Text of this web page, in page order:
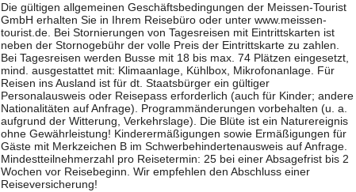
Die gültigen allgemeinen Geschäftsbedingungen der Meissen-Tourist
GmbH erhalten Sie in Ihrem Reisebüro oder unter www.meissen-
tourist.de. Bei Stornierungen von Tagesreisen mit Eintrittskarten ist
neben der Stornogebühr der volle Preis der Eintrittskarte zu zahlen.
Bei Tagesreisen werden Busse mit 18 bis max. 74 Plätzen eingesetzt,
mind. ausgestattet mit: Klimaanlage, Kühlbox, Mikrofonanlage. Für
Reisen ins Ausland ist für dt. Staatsbürger ein gültiger
Personalausweis oder Reisepass erforderlich (auch für Kinder; andere
Nationalitäten auf Anfrage). Programmänderungen vorbehalten (u. a.
aufgrund der Witterung, Verkehrslage). Die Blüte ist ein Naturereignis
ohne Gewährleistung! Kinderermäßigungen sowie Ermäßigungen für
Gäste mit Merkzeichen B im Schwerbehindertenausweis auf Anfrage.
Mindestteilnehmerzahl pro Reisetermin: 25 bei einer Absagefrist bis 2
Wochen vor Reisebeginn. Wir empfehlen den Abschluss einer
Reiseversicherung!